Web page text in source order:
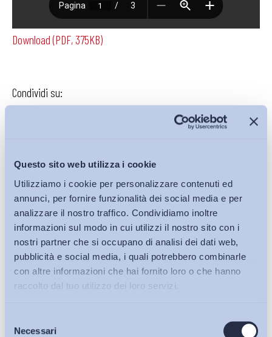
Questo sito web utilizza i cookie
Utilizziamo i cookie per personalizzare contenuti ed
annunci, per fornire funzionalità dei social media e per
analizzare il nostro traffico. Condividiamo inoltre
informazioni sul modo in cui utilizzi il nostro sito con i
nostri partner che si occupano di analisi dei dati web,
pubblicità e social media, i quali potrebbero combinarle
con altre informazioni che hai fornito loro o che hanno
raccolto dal tuo utilizzo dei loro servizi.
delNecessariBollettini ADAPT
Download (PDF, 375KB)
Condividi su:
Iscriviti alla Newsletter